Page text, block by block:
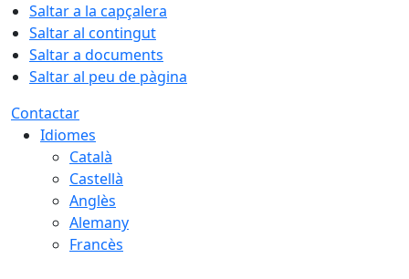
Saltar a la capçalera
Saltar al contingut
Saltar a documents
Saltar al peu de pàgina
Contactar
Idiomes
Català
Castellà
Anglès
Alemany
Francès